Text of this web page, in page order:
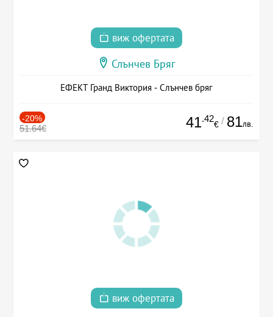
виж офертата
Слънчев Бряг
ЕФЕКТ Гранд Виктория - Слънчев бряг
-20%
51.64€ 41.42
€ / 81лв.
виж офертата